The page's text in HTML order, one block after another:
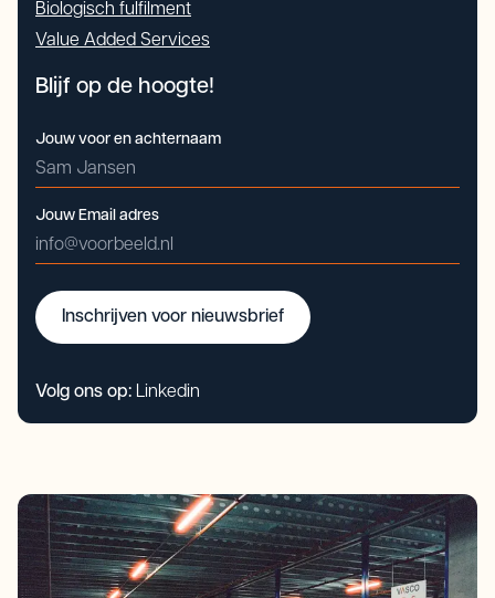
Biologisch fulfilment
Value Added Services
Blijf op de hoogte!
Jouw voor en achternaam
Jouw Email adres
Inschrijven voor nieuwsbrief
Inschrijven voor nieuwsbrief
Volg ons op: Linkedin